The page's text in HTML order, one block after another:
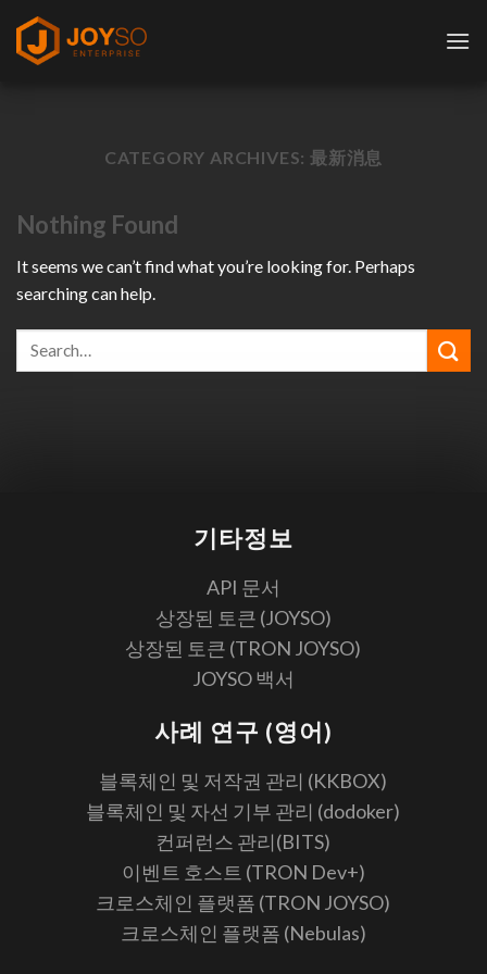
Skip
content
CATEGORY ARCHIVES: 最新消息
Nothing Found
It seems we can’t find what you’re looking for. Perhaps
searching can help.
기타정보
API 문서
상장된 토큰 (JOYSO)
상장된 토큰 (TRON JOYSO)
JOYSO 백서
사례 연구 (영어)
블록체인 및 저작권 관리 (KKBOX)
블록체인 및 자선 기부 관리 (dodoker)
컨퍼런스 관리(BITS)
이벤트 호스트 (TRON Dev+)
크로스체인 플랫폼 (TRON JOYSO)
크로스체인 플랫폼 (Nebulas)